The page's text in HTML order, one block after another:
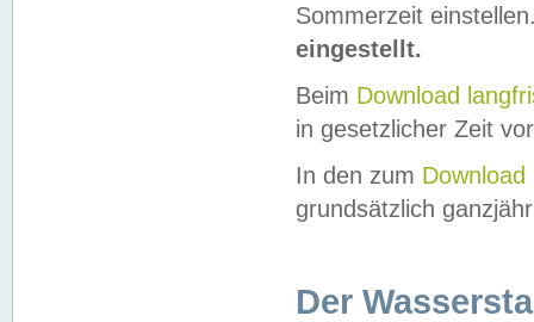
Sommerzeit
eingestellt.
Beim Download
in gesetzlicher Zeit
In den zum Download
grundsätzlich
Der